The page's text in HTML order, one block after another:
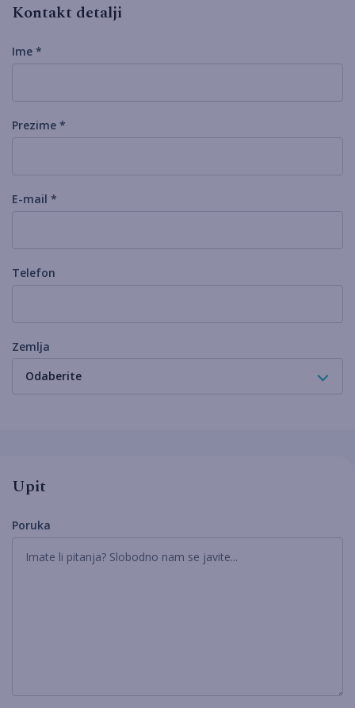
Kontakt detalji
Ime *
Prezime *
E-mail *
Telefon
Zemlja
Odaberite
Upit
Poruka